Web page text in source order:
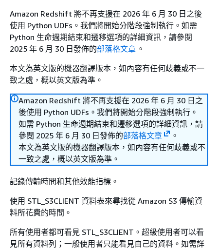
Amazon Redshift 將不再支援在 2026 年 6 月 30 日之後
使用 Python UDFs。我們將開始分階段強制執行。如需
Python 生命週期結束和遷移選項的詳細資訊，請參閱
2025 年 6 月 30 日發佈的部落格文章 。
本文為英文版的機器翻譯版本，如內容有任何歧義或不一
致之處，概以英文版為準。
Amazon Redshift 將不再支援在 2026 年 6 月 30 日之
後使用 Python UDFs。我們將開始分階段強制執行。
如需 Python 生命週期結束和遷移選項的詳細資訊，請
參閱 2025 年 6 月 30 日發佈的部落格文章
。
本文為英文版的機器翻譯版本，如內容有任何歧義或不
一致之處，概以英文版為準。
記錄傳輸時間和其他效能指標。
使用 STL_S3CLIENT 資料表來尋找從 Amazon S3 傳輸資
料所花費的時間。
所有使用者都可看見 STL_S3CLIENT。超級使用者可以看
見所有資料列；一般使用者只能看見自己的資料。如需詳